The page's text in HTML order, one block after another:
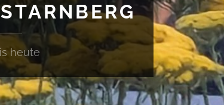
heute